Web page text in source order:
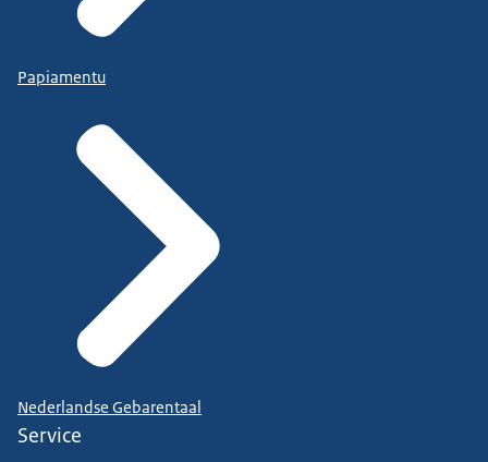
Papiamentu
Nederlandse Gebarentaal
Service